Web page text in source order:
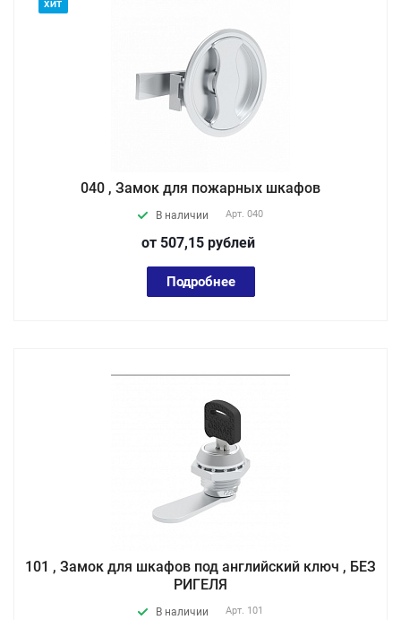
ХИТ
040 , Замок для пожарных шкафов
В наличии Арт. 040
от 507,15 рублей
Подробнее
101 , Замок для шкафов под английский ключ , БЕЗ
РИГЕЛЯ
В наличии Арт. 101